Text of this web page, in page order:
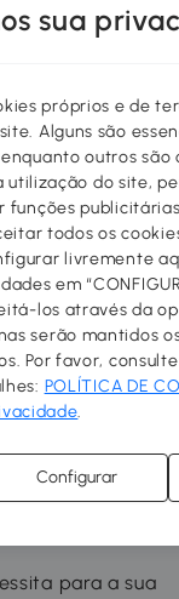
novo e que
uma
distâncias, ou se
aço e tecido
tipos de
ir com
do carrinho
para
melhor
para a sua
sua
próprios e de
Alguns são
outros são
utilização do site,
funções
todos os
livremente
em
los através da
serão mantidos
Por favor,
POLÍTICA DE
.
Configurar